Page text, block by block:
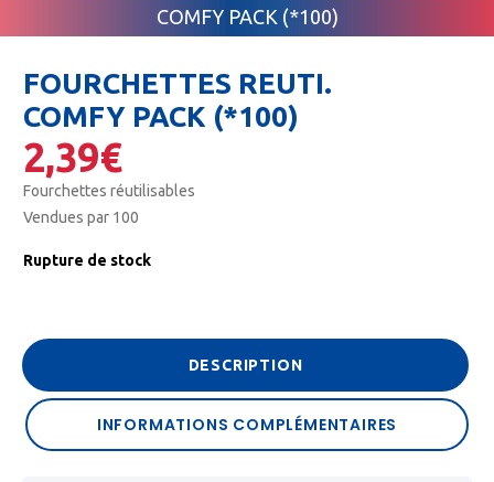
COMFY PACK (*100)
FOURCHETTES REUTI.
COMFY PACK (*100)
2,39€
Fourchettes réutilisables
Vendues par 100
Rupture de stock
DESCRIPTION
INFORMATIONS COMPLÉMENTAIRES